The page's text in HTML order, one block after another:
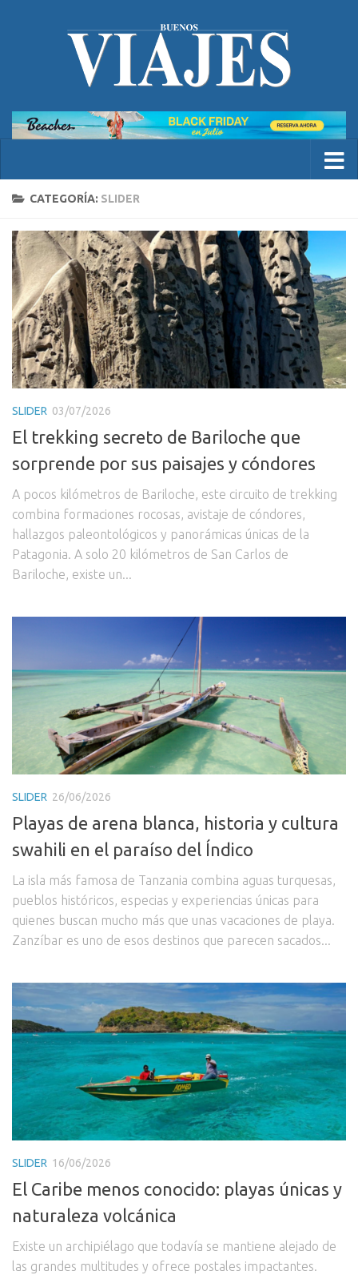
CATEGORÍA: SLIDER
SLIDER 03/07/2026
El trekking secreto de Bariloche que
sorprende por sus paisajes y cóndores
A pocos kilómetros de Bariloche, este circuito de trekking
combina formaciones rocosas, avistaje de cóndores,
hallazgos paleontológicos y panorámicas únicas de la
Patagonia. A solo 20 kilómetros de San Carlos de
Bariloche, existe un...
SLIDER 26/06/2026
Playas de arena blanca, historia y cultura
swahili en el paraíso del Índico
La isla más famosa de Tanzania combina aguas turquesas,
pueblos históricos, especias y experiencias únicas para
quienes buscan mucho más que unas vacaciones de playa.
Zanzíbar es uno de esos destinos que parecen sacados...
SLIDER 16/06/2026
El Caribe menos conocido: playas únicas y
naturaleza volcánica
Existe un archipiélago que todavía se mantiene alejado de
las grandes multitudes y ofrece postales impactantes.